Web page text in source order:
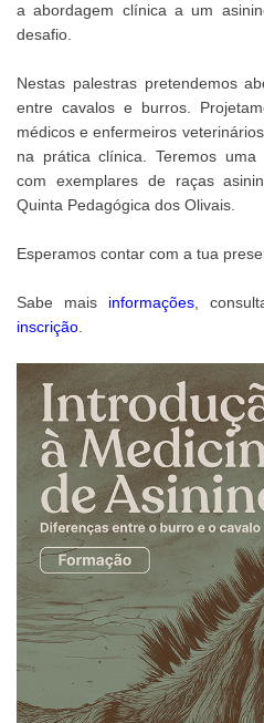
a abordagem clínica a um
desafio.
Nestas palestras pretendemos
entre cavalos e burros.
médicos e enfermeiros
na prática clínica. Teremos uma
com exemplares de raças
Quinta Pedagógica dos Olivais.
Esperamos contar com a tua
Sabe mais informações ,
inscrição